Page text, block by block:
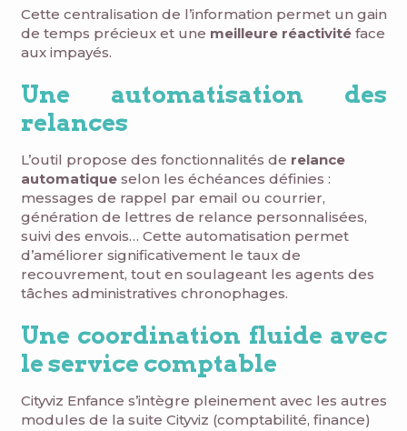
Cette centralisation de l’information permet un gain
de temps précieux et une meilleure réactivité face
aux impayés.
Une automatisation des
relances
L’outil propose des fonctionnalités de relance
automatique selon les échéances définies :
messages de rappel par email ou courrier,
génération de lettres de relance personnalisées,
suivi des envois… Cette automatisation permet
d’améliorer significativement le taux de
recouvrement, tout en soulageant les agents des
tâches administratives chronophages.
Une coordination fluide avec
le service comptable
Cityviz Enfance s’intègre pleinement avec les autres
modules de la suite Cityviz (comptabilité, finance)